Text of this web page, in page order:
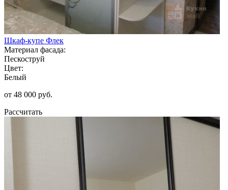
Шкаф-купе Флек
Материал фасада:
Пескоструй
Цвет:
Белый
от 48 000 руб.
Рассчитать